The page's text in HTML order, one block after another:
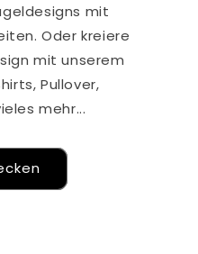
mit
Oder kreiere
mit unserem
Pullover,
mehr...